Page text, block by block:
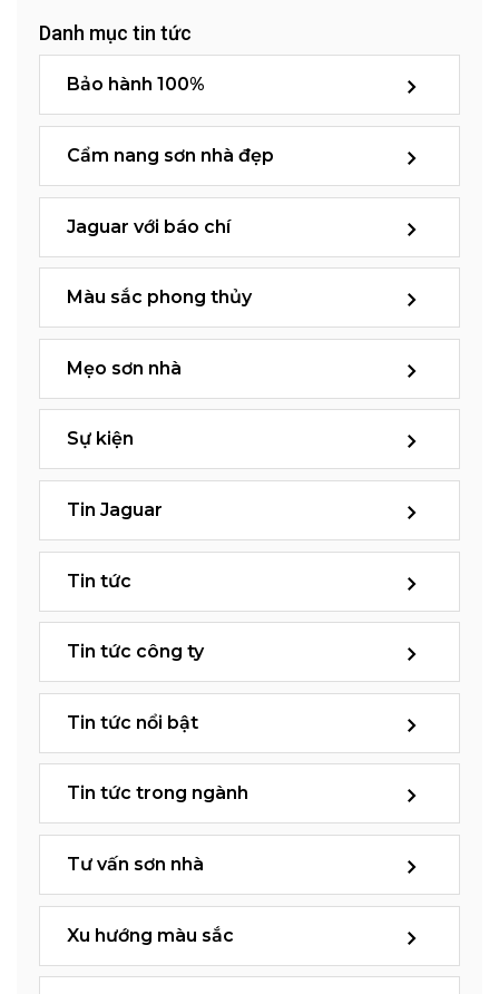
Danh mục tin tức
Bảo hành 100%
Cẩm nang sơn nhà đẹp
Jaguar với báo chí
Màu sắc phong thủy
Mẹo sơn nhà
Sự kiện
Tin Jaguar
Tin tức
Tin tức công ty
Tin tức nổi bật
Tin tức trong ngành
Tư vấn sơn nhà
Xu hướng màu sắc